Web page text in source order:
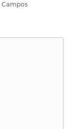
Campos